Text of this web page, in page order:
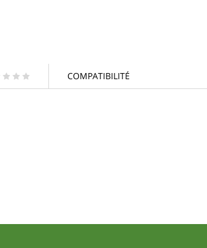
* * * COMPATIBILITÉ